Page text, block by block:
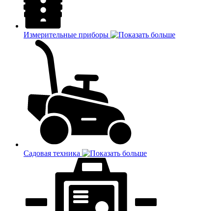
Измерительные приборы
Садовая техника